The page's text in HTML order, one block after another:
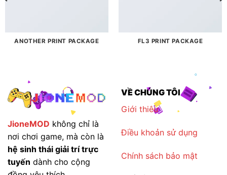
ANOTHER PRINT PACKAGE FL3 PRINT PACKAGE
JioneMOD không chỉ là
nơi chơi game, mà còn là
hệ sinh thái giải trí trực
tuyến dành cho cộng
VỀ CHÚNG TÔI
Giới thiêu
Điều khoản sử dụng
Chính sách bảo mật